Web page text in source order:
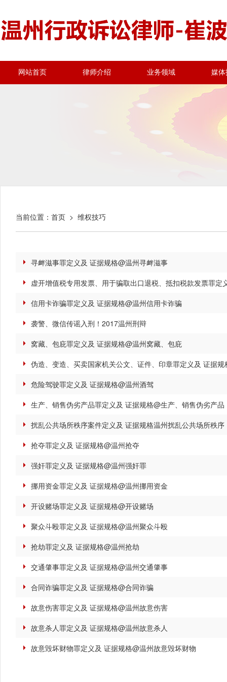
网站首页 律师介绍 业务领域 媒体
当前位置： 首页 > 维权技巧
寻衅滋事罪定义及 证据规格@温州寻衅滋事
虚开增值税专用发票、用于骗取出口退税、抵扣税款发票罪定
信用卡诈骗罪定义及 证据规格@温州信用卡诈骗
袭警、微信传谣入刑！2017温州刑辩
窝藏、包庇罪定义及 证据规格@温州窝藏、包庇
伪造、变造、买卖国家机关公文、证件、印章罪定义及 证据规
危险驾驶罪定义及 证据规格@温州酒驾
生产、销售伪劣产品罪定义及 证据规格@生产、销售伪劣产品
扰乱公共场所秩序案件定义及 证据规格温州扰乱公共场所秩序
抢夺罪定义及 证据规格@温州抢夺
强奸罪定义及 证据规格@温州强奸罪
挪用资金罪定义及 证据规格@温州挪用资金
开设赌场罪定义及 证据规格@开设赌场
聚众斗殴罪定义及 证据规格@温州聚众斗殴
抢劫罪定义及 证据规格@温州抢劫
交通肇事罪定义及 证据规格@温州交通肇事
合同诈骗罪定义及 证据规格@合同诈骗
故意伤害罪定义及 证据规格@温州故意伤害
故意杀人罪定义及 证据规格@温州故意杀人
故意毁坏财物罪定义及 证据规格@温州故意毁坏财物